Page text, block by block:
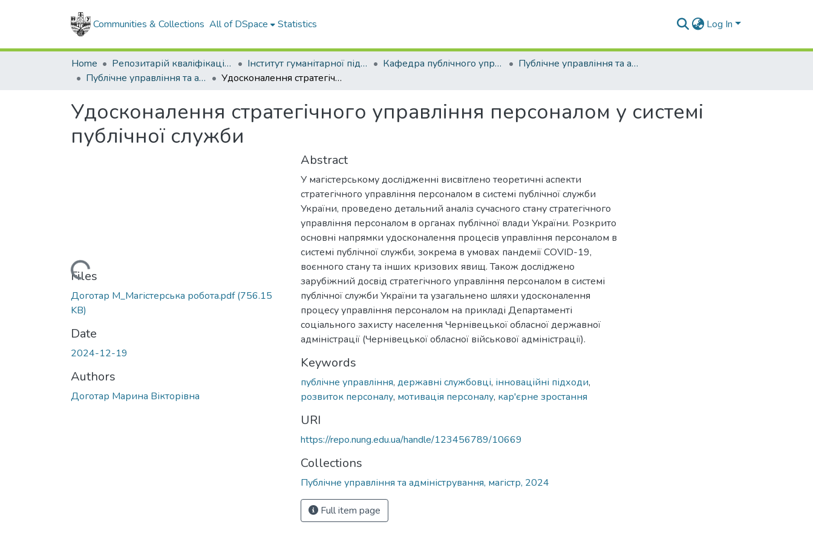
Communities & Collections All of DSpace Statistics Log In
Home Репозитарій кваліфікаційних робіт здобувачів вищої освіти Інститут гуманітарної підготовки та державного управління Кафедра публічного управління та адміністрування
Публічне управління та адміністрування (рівень магістр)
Публічне управління та адміністрування, магістр, 2024
Удосконалення стратегічного управління персоналом у системі публічної служби
Удосконалення стратегічного управління персоналом у системі
публічної служби
Loading...
Files
Доготар М_Магістерська робота.pdf(756.15
KB)
Date
2024-12-19
Authors
Доготар Марина Вікторівна
Abstract
У магістерському дослідженні висвітлено теоретичні аспекти
стратегічного управління персоналом в системі публічної служби
України, проведено детальний аналіз сучасного стану стратегічного
управління персоналом в органах публічної влади України. Розкрито
основні напрямки удосконалення процесів управління персоналом в
системі публічної служби, зокрема в умовах пандемії COVID-19,
воєнного стану та інших кризових явищ. Також досліджено
зарубіжний досвід стратегічного управління персоналом в системі
публічної служби України та узагальнено шляхи удосконалення
процесу управління персоналом на прикладі Департаменті
соціального захисту населення Чернівецької обласної державної
адміністрації (Чернівецької обласної військової адміністрації).
Keywords
публічне управління, державні службовці, інноваційні підходи,
розвиток персоналу, мотивація персоналу, кар'єрне зростання
URI
https://repo.nung.edu.ua/handle/123456789/10669
Collections
Публічне управління та адміністрування, магістр, 2024
Full item page